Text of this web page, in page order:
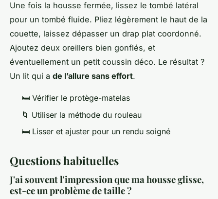
Une fois la housse fermée, lissez le tombé latéral
pour un tombé fluide. Pliez légèrement le haut de la
couette, laissez dépasser un drap plat coordonné.
Ajoutez deux oreillers bien gonflés, et
éventuellement un petit coussin déco. Le résultat ?
Un lit qui a de l’allure sans effort.
🛏️ Vérifier le protège-matelas
🌀 Utiliser la méthode du rouleau
🛏️ Lisser et ajuster pour un rendu soigné
Questions habituelles
J'ai souvent l'impression que ma housse glisse,
est-ce un problème de taille ?